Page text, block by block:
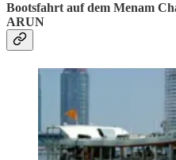
Bootsfahrt auf dem Menam
ARUN